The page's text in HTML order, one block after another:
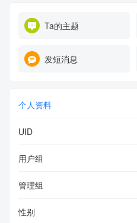
Ta的主题
发短消息
个人资料
UID
用户组
管理组
性别